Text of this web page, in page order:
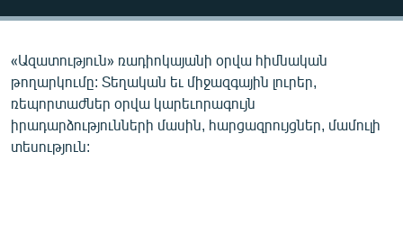
ԿՈՐՈՆԱՎԻՐՈՒՍ
ՏԵՍԱՆՅՈՒԹԵՐ
ԲԱՆԱՎԵՃ
ՁԳՏԵԼՈՎ ԼԱՎԱԳՈՒՅՆԻՆ
«Ազատություն» ռադիոկայանի օրվա հիմնական
թողարկումը: Տեղական եւ միջազգային լուրեր,
ռեպորտաժներ օրվա կարեւորագույն
իրադարձությունների մասին, հարցազրույցներ, մամուլի
տեսություն: